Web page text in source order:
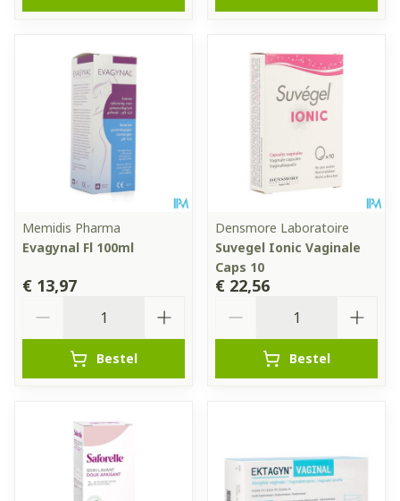
Memidis Pharma
Evagynal Fl 100ml
€ 13,97
Bestel
Densmore Laboratoire
Suvegel Ionic Vaginale
Caps 10
€ 22,56
Bestel